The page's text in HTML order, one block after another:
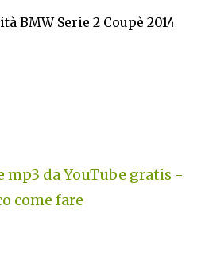
BMW Serie 2 Coupè 2014
mp3 da YouTube gratis -
come fare